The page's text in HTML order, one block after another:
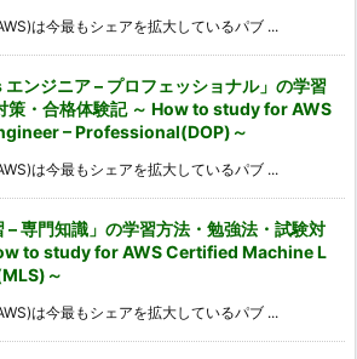
は今最もシェアを拡大しているパブ ...
エンジニア – プロフェッショナル」の学習
策・合格体験記 ～ How to study for AWS
– Professional(DOP)～
は今最もシェアを拡大しているパブ ...
– 専門知識」の学習方法・勉強法・試験対
to study for AWS Certified Machine L
～
は今最もシェアを拡大しているパブ ...